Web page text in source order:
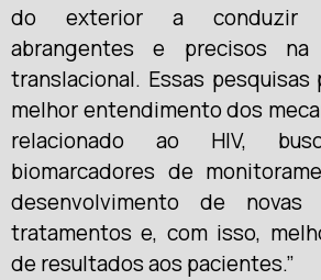
do exterior a conduzir
abrangentes e precisos
translacional. Essas pesquisas
melhor entendimento dos
relacionado ao HIV,
biomarcadores de
desenvolvimento de
tratamentos e, com isso,
de resultados aos pacientes.”